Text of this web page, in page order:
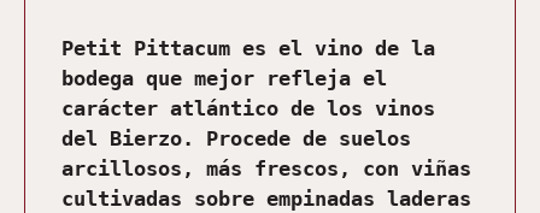
Petit Pittacum es el vino de la
bodega que mejor refleja el
carácter atlántico de los vinos
del Bierzo. Procede de suelos
arcillosos, más frescos, con viñas
cultivadas sobre empinadas laderas